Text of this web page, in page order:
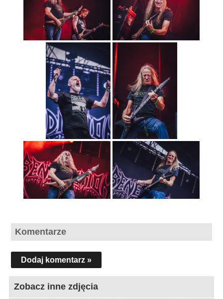
Komentarze
Dodaj komentarz »
Zobacz inne zdjęcia